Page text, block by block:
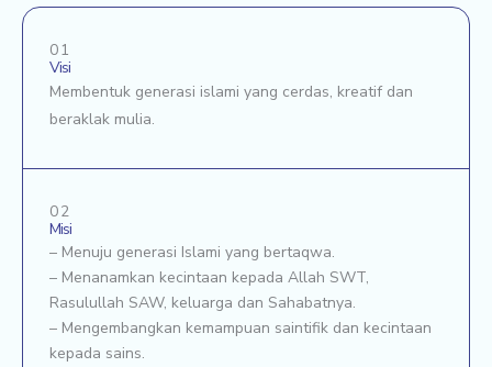
01
Visi
Membentuk generasi islami yang cerdas, kreatif dan
beraklak mulia.
02
Misi
– Menuju generasi Islami yang bertaqwa.
– Menanamkan kecintaan kepada Allah SWT,
Rasulullah SAW, keluarga dan Sahabatnya.
– Mengembangkan kemampuan saintifik dan kecintaan
kepada sains.